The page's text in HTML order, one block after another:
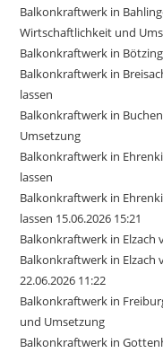
Balkonkraftwerk in
Wirtschaftlichkeit und
Balkonkraftwerk in
Balkonkraftwerk in
lassen
Balkonkraftwerk in
Umsetzung
Balkonkraftwerk in
lassen
Balkonkraftwerk in
lassen 15.06.2026 15:21
Balkonkraftwerk in Elzach
Balkonkraftwerk in Elzach
22.06.2026 11:22
Balkonkraftwerk in
und Umsetzung
Balkonkraftwerk in